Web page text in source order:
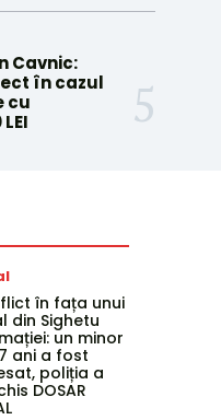
Cavnic:
în cazul
cu
în fața unui
din Sighetu
un minor
ani a fost
poliția a
DOSAR